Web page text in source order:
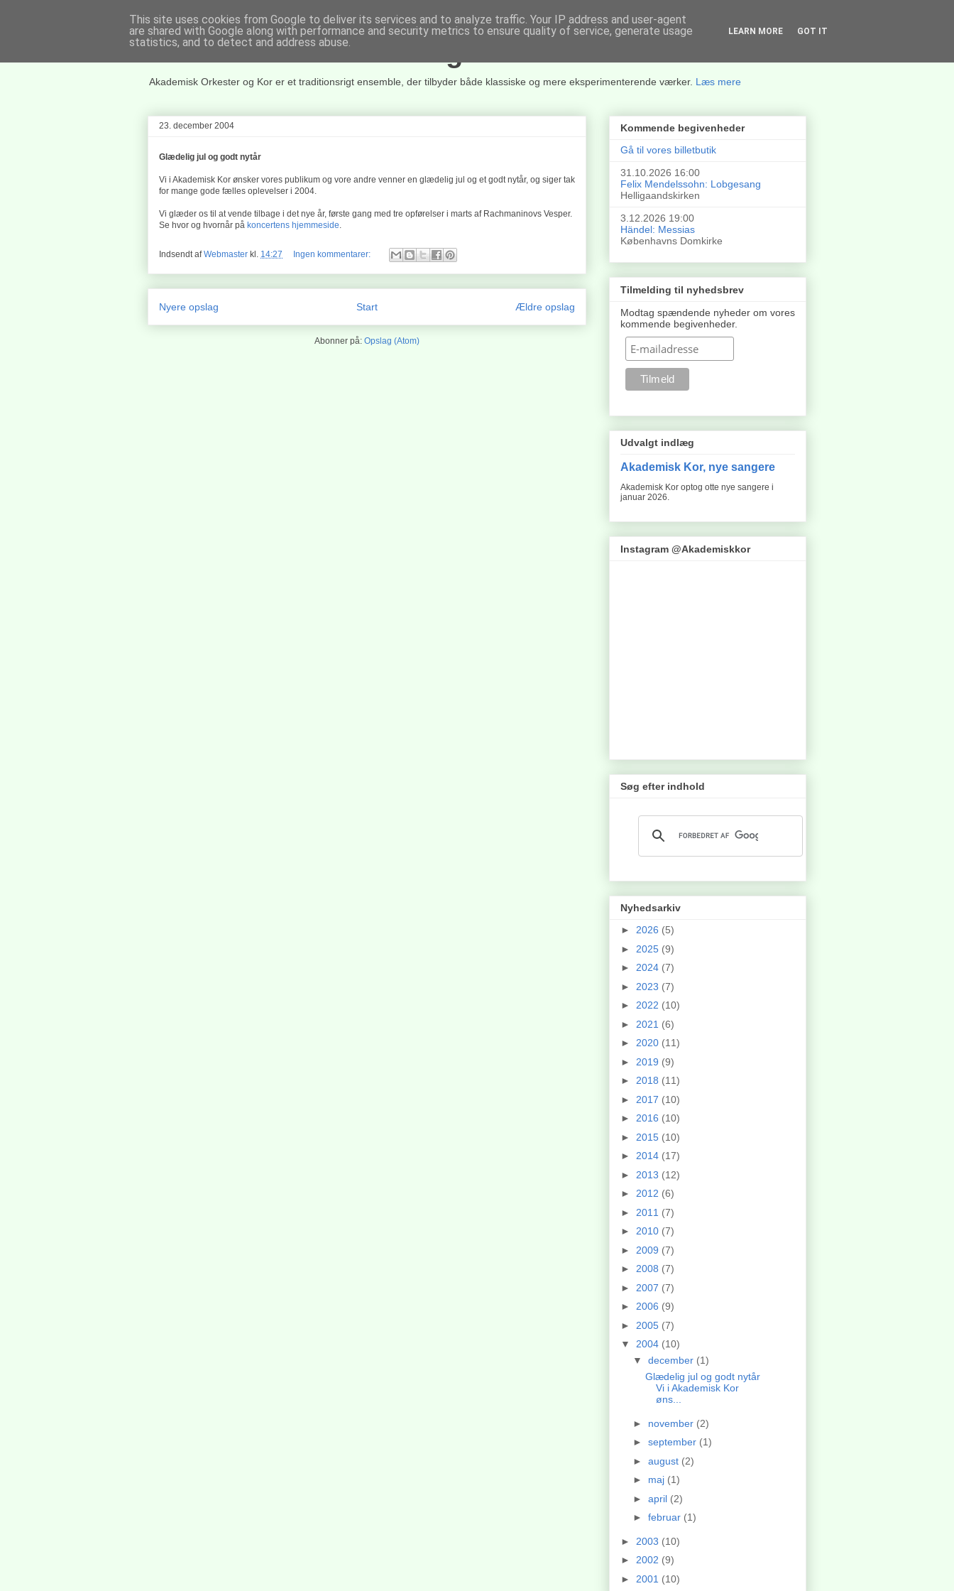
Akademisk Orkester og Kor
Akademisk Orkester og Kor er et traditionsrigt ensemble, der tilbyder både klassiske og mere eksperimenterende værker. Læs mere
23. december 2004
Glædelig jul og godt nytår
Vi i Akademisk Kor ønsker vores publikum og vore andre venner en glædelig jul og et godt nytår, og siger tak
for mange gode fælles oplevelser i 2004.
Vi glæder os til at vende tilbage i det nye år, første gang med tre opførelser i marts af Rachmaninovs Vesper.
Se hvor og hvornår på koncertens hjemmeside.
Indsendt afWebmaster kl. 14:27 Ingen kommentarer:
Nyere opslag Ældre opslag
Start
Abonner på: Opslag (Atom)
Kommende begivenheder
Gå til vores billetbutik
31.10.2026 16:00
Felix Mendelssohn: Lobgesang
Helligaandskirken
3.12.2026 19:00
Händel: Messias
Københavns Domkirke
Tilmelding til nyhedsbrev
Modtag spændende nyheder om vores
kommende begivenheder.
Udvalgt indlæg
Akademisk Kor, nye sangere
Akademisk Kor optog otte nye sangere i
januar 2026.
Instagram @Akademiskkor
Søg efter indhold
Nyhedsarkiv
► 2026 (5)
► 2025 (9)
► 2024 (7)
► 2023 (7)
► 2022 (10)
► 2021 (6)
► 2020 (11)
► 2019 (9)
► 2018 (11)
► 2017 (10)
► 2016 (10)
► 2015 (10)
► 2014 (17)
► 2013 (12)
► 2012 (6)
► 2011 (7)
► 2010 (7)
► 2009 (7)
► 2008 (7)
► 2007 (7)
► 2006 (9)
► 2005 (7)
▼ 2004 (10)
▼ december (1)
Glædelig jul og godt nytår
Vi i Akademisk Kor
øns...
► november (2)
► september (1)
► august (2)
► maj (1)
► april (2)
► februar (1)
► 2003 (10)
► 2002 (9)
► 2001 (10)
This site uses cookies from Google to deliver its services and to analyze traffic. Your IP address and user-agent
are shared with Google along with performance and security metrics to ensure quality of service, generate usage
statistics, and to detect and address abuse.
LEARN MORE GOT IT